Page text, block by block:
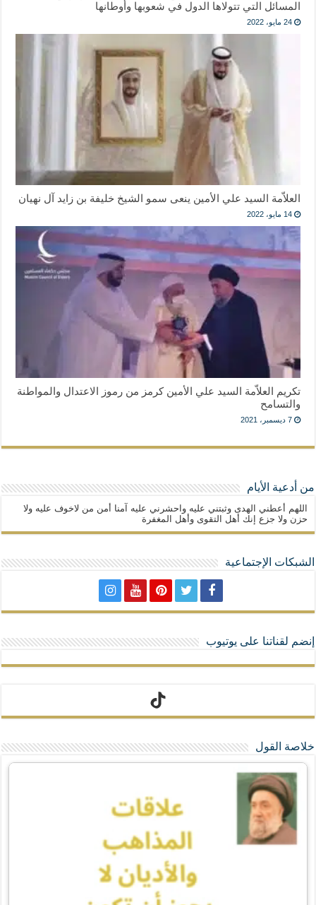
المسائل التي تتولاها الدول في شعوبها وأوطانها
24 مايو، 2022
العلاّمة السيد علي الأمين ينعى سمو الشيخ خليفة بن زايد آل نهيان
14 مايو، 2022
تكريم العلاّمة السيد علي الأمين كرمز من رموز الاعتدال والمواطنة
والتسامح
7 ديسمبر، 2021
من أدعية الأيام
اللهم أعطني الهدى وثبتني عليه واحشرني عليه آمنا أمن من لاخوف عليه ولا
حزن ولا جزع إنك أهل التقوى وأهل المغفرة
الشبكات الإجتماعية
إنضم لقناتنا على يوتيوب
تيك توك
خلاصة القول